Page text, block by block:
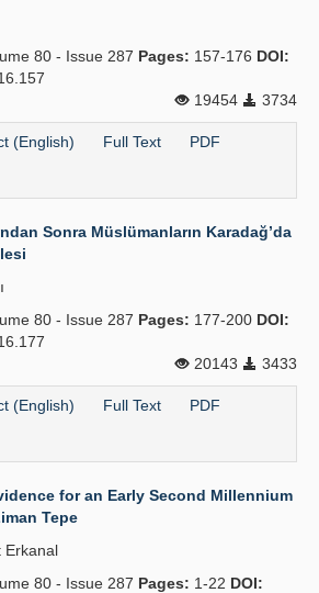
80 - Issue 287 Pages: 157-176 DOI:
19454
3734
(English) Full Text PDF
Sonra Müslümanların Karadağ’da
80 - Issue 287 Pages: 177-200 DOI:
20143
3433
(English) Full Text PDF
for an Early Second Millennium
Tepe
Erkanal
80 - Issue 287 Pages: 1-22 DOI: